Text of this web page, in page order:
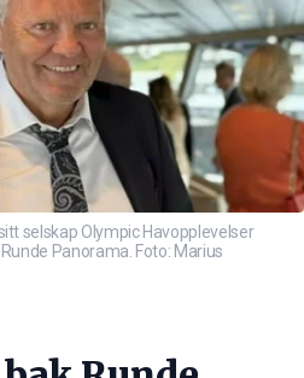
selskap Olympic Havopplevelser
Panorama. Foto: Marius